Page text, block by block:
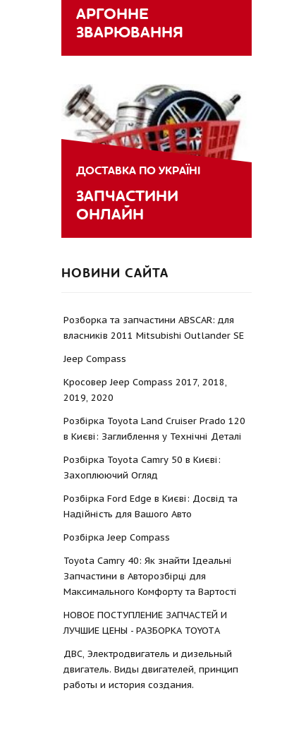
АРГОННЕ
ЗВАРЮВАННЯ
ДОСТАВКА ПО УКРАЇНІ
ЗАПЧАСТИНИ
ОНЛАЙН
НОВИНИ САЙТА
Розборка та запчастини ABSCAR: для
власників 2011 Mitsubishi Outlander SE
Jeep Compass
Кросовер Jeep Compass 2017, 2018,
2019, 2020
Розбірка Toyota Land Cruiser Prado 120
в Києві: Заглиблення у Технічні Деталі
Розбірка Toyota Camry 50 в Києві:
Захоплюючий Огляд
Розбірка Ford Edge в Києві: Досвід та
Надійність для Вашого Авто
Розбірка Jeep Compass
Toyota Camry 40: Як знайти Ідеальні
Запчастини в Авторозбірці для
Максимального Комфорту та Вартості
НОВОЕ ПОСТУПЛЕНИЕ ЗАПЧАСТЕЙ И
ЛУЧШИЕ ЦЕНЫ - РАЗБОРКА TOYOTА
ДВС, Электродвигатель и дизельный
двигатель. Виды двигателей, принцип
работы и история создания.